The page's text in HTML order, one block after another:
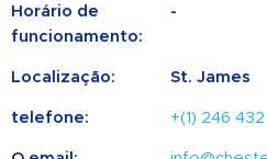
Horário de
funcionamento:
-
Localização: St. James
telefone: +(1) 246